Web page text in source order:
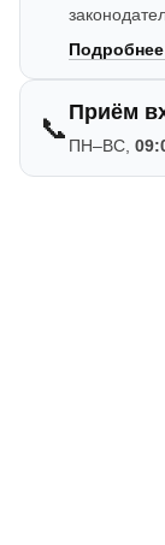
Подробнее
📞 Приём
ПН–ВС,